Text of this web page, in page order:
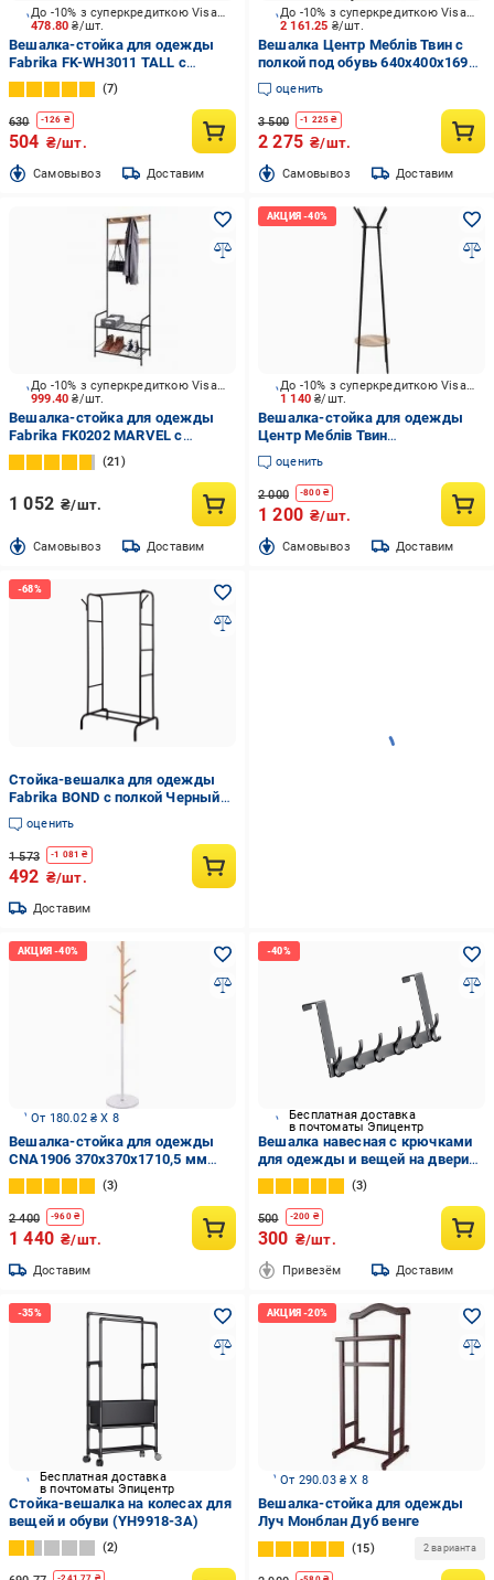
478.80₴/шт.
До -10% з суперкредиткою Visa Вигода
Вешалка-стойка для одежды
Fabrika FK-WH3011 TALL с
полками 60x26x155 см черный
7
630 -126 ₴
504 ₴/шт.
Cамовывоз Доставим
2 161.25 ₴/шт.
До -10% з суперкредиткою Visa Вигода
Вешалка Центр Меблів Твин с
полкой под обувь 640х400х1690
мм черный/бежевый
оценить
3 500 -1 225 ₴
2 275 ₴/шт.
Cамовывоз Доставим
999.40₴/шт.
До -10% з суперкредиткою Visa Вигода
Вешалка-стойка для одежды
Fabrika FK0202 MARVEL с
подставкой 1700х300х600 мм
черный
21
1 052 ₴/шт.
Cамовывоз Доставим
1 140₴/шт.
До -10% з суперкредиткою Visa Вигода
Вешалка-стойка для одежды
Центр Меблів Твин
480х480х1700 мм черный/
бежевый
оценить
2 000 -800₴
1 200 ₴/шт.
Cамовывоз Доставим
Стойка-вешалка для одежды
Fabrika BOND с полкой Черный
(FK-CR1100)
оценить
1 573 -1 081 ₴
492 ₴/шт.
Доставим
От 180.02 ₴ X 8
Вешалка-стойка для одежды
CNA1906 370х370х1710,5 мм
белый/бук
3
2 400 -960₴
1 440 ₴/шт.
Доставим
Бесплатная доставка
в почтоматы Эпицентр
Вешалка навесная с крючками
для одежды и вещей на двери
12в1 Серый (VGDVRI-BLK-1333)
3
500 -200 ₴
300 ₴/шт.
Привезём Доставим
Бесплатная доставка
в почтоматы Эпицентр
Стойка-вешалка на колесах для
вещей и обуви (YH9918-3A)
2
От 290.03 ₴ X 8
Вешалка-стойка для одежды
Луч Монблан Дуб венге
15 2 варианта